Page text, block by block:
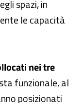
spazi, in
le capacità
nei tre
funzionale, al
posizionati